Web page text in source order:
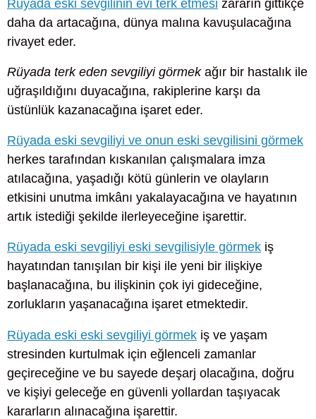
Rüyada eski sevgilinin evi terk etmesi zararın gittikçe
daha da artacağına, dünya malına kavuşulacağına
rivayet eder.
Rüyada terk eden sevgiliyi görmekağır bir hastalık ile
uğraşıldığını duyacağına, rakiplerine karşı da
üstünlük kazanacağına işaret eder.
Rüyada eski sevgiliyi ve onun eski sevgilisini görmek
herkes tarafından kıskanılan çalışmalara imza
atılacağına, yaşadığı kötü günlerin ve olayların
etkisini unutma imkânı yakalayacağına ve hayatının
artık istediği şekilde ilerleyeceğine işarettir.
Rüyada eski sevgiliyi eski sevgilisiyle görmek iş
hayatından tanışılan bir kişi ile yeni bir ilişkiye
başlanacağına, bu ilişkinin çok iyi gideceğine,
zorlukların yaşanacağına işaret etmektedir.
Rüyada eski eski sevgiliyi görmek iş ve yaşam
stresinden kurtulmak için eğlenceli zamanlar
geçireceğine ve bu sayede deşarj olacağına, doğru
ve kişiyi geleceğe en güvenli yollardan taşıyacak
kararların alınacağına işarettir.